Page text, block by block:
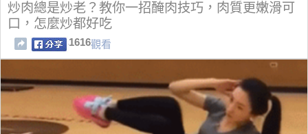
炒肉總是炒老？教你一招醃肉技巧，肉質更嫩滑可
口，怎麼炒都好吃
1616觀看